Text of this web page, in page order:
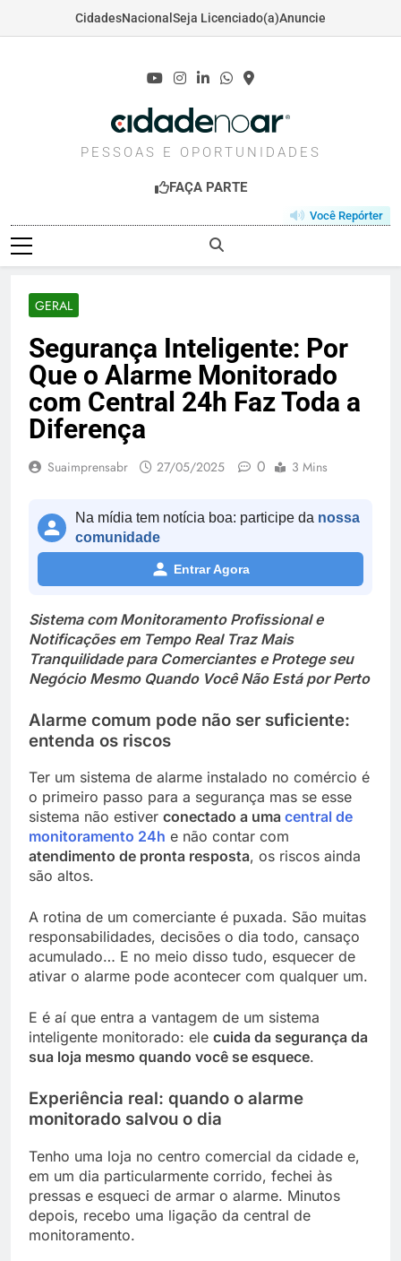
CidadesNacional Seja Licenciado(a)Anuncie
CIDADENOAR.COM
PESSOAS E OPORTUNIDADES
FAÇA PARTE
Você Repórter
GERAL
Segurança Inteligente: Por
Que o Alarme Monitorado
com Central 24h Faz Toda a
Diferença
Suaimprensabr 27/05/2025 0 3 Mins
Na mídia tem notícia boa: participe da nossa
comunidade
Entrar Agora
Sistema com Monitoramento Profissional e
Notificações em Tempo Real Traz Mais
Tranquilidade para Comerciantes e Protege seu
Negócio Mesmo Quando Você Não Está por Perto
Alarme comum pode não ser suficiente:
entenda os riscos
Ter um sistema de alarme instalado no comércio é
o primeiro passo para a segurança mas se esse
sistema não estiver conectado a uma central de
monitoramento 24h e não contar com
atendimento de pronta resposta, os riscos ainda
são altos.
A rotina de um comerciante é puxada. São muitas
responsabilidades, decisões o dia todo, cansaço
acumulado… E no meio disso tudo, esquecer de
ativar o alarme pode acontecer com qualquer um.
E é aí que entra a vantagem de um sistema
inteligente monitorado: ele cuida da segurança da
sua loja mesmo quando você se esquece.
Experiência real: quando o alarme
monitorado salvou o dia
Tenho uma loja no centro comercial da cidade e,
em um dia particularmente corrido, fechei às
pressas e esqueci de armar o alarme. Minutos
depois, recebo uma ligação da central de
monitoramento.